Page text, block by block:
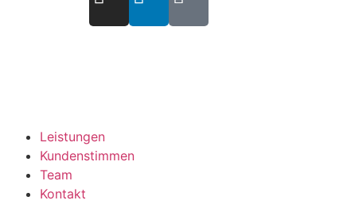
Leistungen
Kundenstimmen
Team
Kontakt